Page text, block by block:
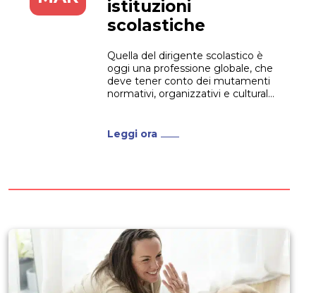
istituzioni
scolastiche
Quella del dirigente scolastico è
oggi una professione globale, che
deve tener conto dei mutamenti
normativi, organizzativi e culturali
scolastiche si pone allora con un
Leggi ora